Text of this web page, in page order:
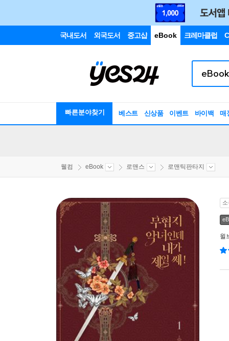
국내도서 외국도서 중고샵 eBook 크레마클럽
빠른분야찾기 베스트 신상품 이벤트 바이백 매
웰컴 eBook 로맨스 로맨틱판타지
윌